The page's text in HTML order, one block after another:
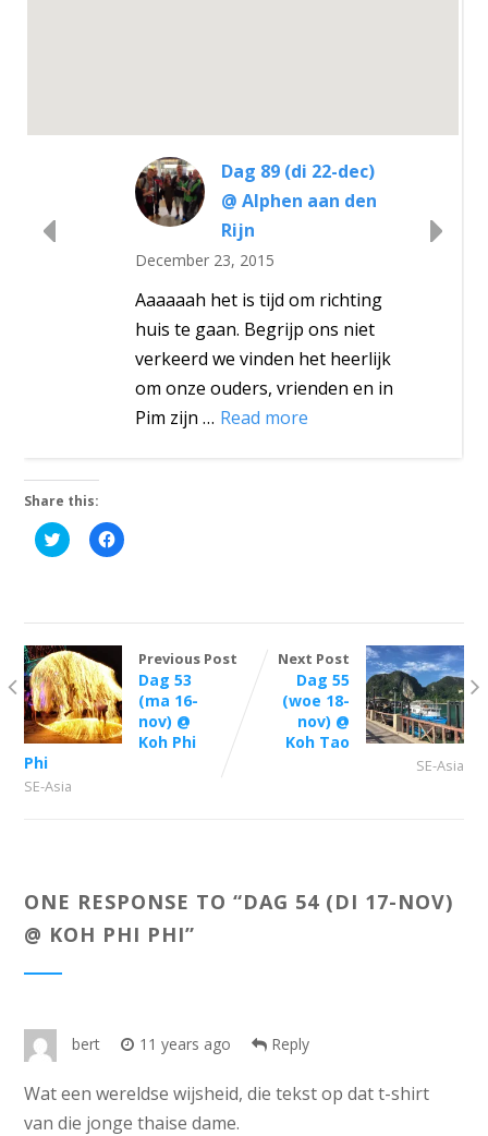
Dag 89 (di 22-dec)
@ Alphen aan den
Rijn
December 23, 2015
Aaaaaah het is tijd om richting
huis te gaan. Begrijp ons niet
verkeerd we vinden het heerlijk
om onze ouders, vrienden en in
Pim zijn … Read more
Share this:
Click
to
in
window)
Click
to
in
window)Previous Post
Dag 53
(ma 16-
nov) @
Koh Phi
Phi
SE-Asia
Next Post
Dag 55
(woe 18-
nov) @
Koh Tao
SE-Asia
ONE RESPONSE TO “DAG 54 (DI 17-NOV)
@ KOH PHI PHI”
bert 11 years ago Reply
Wat een wereldse wijsheid, die tekst op dat t-shirt
van die jonge thaise dame.